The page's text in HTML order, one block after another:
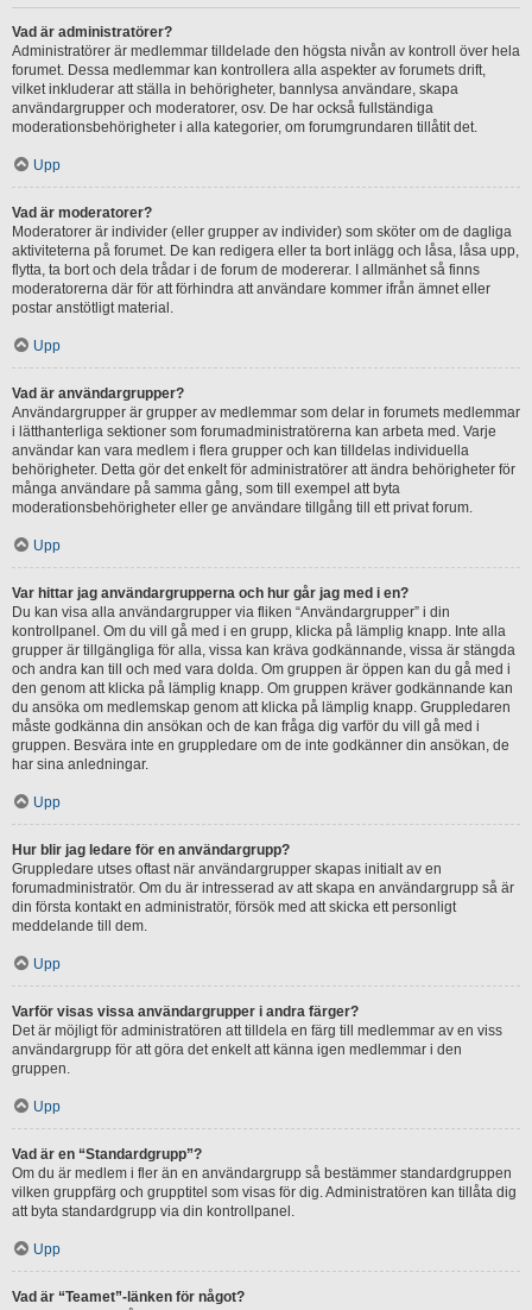
Vad är administratörer?
Administratörer är medlemmar tilldelade den högsta nivån av kontroll över hela
forumet. Dessa medlemmar kan kontrollera alla aspekter av forumets drift,
vilket inkluderar att ställa in behörigheter, bannlysa användare, skapa
användargrupper och moderatorer, osv. De har också fullständiga
moderationsbehörigheter i alla kategorier, om forumgrundaren tillåtit det.
Upp
Vad är moderatorer?
Moderatorer är individer (eller grupper av individer) som sköter om de dagliga
aktiviteterna på forumet. De kan redigera eller ta bort inlägg och låsa, låsa upp,
flytta, ta bort och dela trådar i de forum de modererar. I allmänhet så finns
moderatorerna där för att förhindra att användare kommer ifrån ämnet eller
postar anstötligt material.
Upp
Vad är användargrupper?
Användargrupper är grupper av medlemmar som delar in forumets medlemmar
i lätthanterliga sektioner som forumadministratörerna kan arbeta med. Varje
användar kan vara medlem i flera grupper och kan tilldelas individuella
behörigheter. Detta gör det enkelt för administratörer att ändra behörigheter för
många användare på samma gång, som till exempel att byta
moderationsbehörigheter eller ge användare tillgång till ett privat forum.
Upp
Var hittar jag användargrupperna och hur går jag med i en?
Du kan visa alla användargrupper via fliken “Användargrupper” i din
kontrollpanel. Om du vill gå med i en grupp, klicka på lämplig knapp. Inte alla
grupper är tillgängliga för alla, vissa kan kräva godkännande, vissa är stängda
och andra kan till och med vara dolda. Om gruppen är öppen kan du gå med i
den genom att klicka på lämplig knapp. Om gruppen kräver godkännande kan
du ansöka om medlemskap genom att klicka på lämplig knapp. Gruppledaren
måste godkänna din ansökan och de kan fråga dig varför du vill gå med i
gruppen. Besvära inte en gruppledare om de inte godkänner din ansökan, de
har sina anledningar.
Upp
Hur blir jag ledare för en användargrupp?
Gruppledare utses oftast när användargrupper skapas initialt av en
forumadministratör. Om du är intresserad av att skapa en användargrupp så är
din första kontakt en administratör, försök med att skicka ett personligt
meddelande till dem.
Upp
Varför visas vissa användargrupper i andra färger?
Det är möjligt för administratören att tilldela en färg till medlemmar av en viss
användargrupp för att göra det enkelt att känna igen medlemmar i den
gruppen.
Upp
Vad är en “Standardgrupp”?
Om du är medlem i fler än en användargrupp så bestämmer standardgruppen
vilken gruppfärg och grupptitel som visas för dig. Administratören kan tillåta dig
att byta standardgrupp via din kontrollpanel.
Upp
Vad är “Teamet”-länken för något?